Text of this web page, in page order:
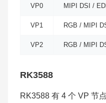
VP0 MIPI DSI /
VP1 RGB / MIPI
VP2 RGB / MIPI
RK3588
RK3588 有 4 个 VP 节